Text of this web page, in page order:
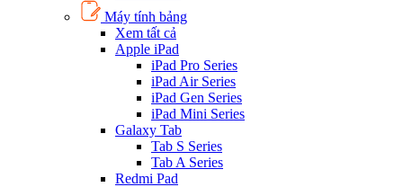
Máy tính bảng
Xem tất cả
Apple iPad
iPad Pro Series
iPad Air Series
iPad Gen Series
iPad Mini Series
Galaxy Tab
Tab S Series
Tab A Series
Redmi Pad